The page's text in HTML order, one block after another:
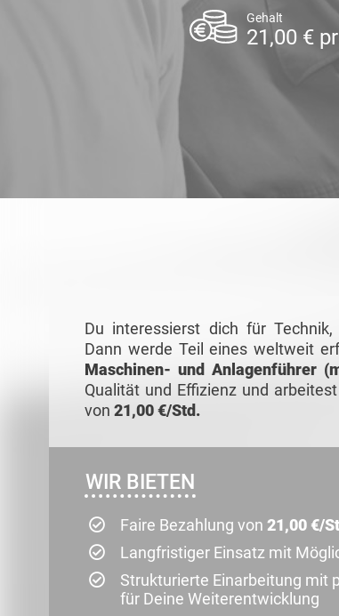
Gehalt
21,00 €
Du interessierst dich für
Dann werde Teil eines weltweit
Maschinen- und Anlagenführer
Qualität und Effizienz und
von 21,00 €/Std.
WIR BIETEN
Faire Bezahlung von 21,00 €/
Langfristiger Einsatz mit
Strukturierte Einarbeitung mit
für Deine Weiterentwicklung